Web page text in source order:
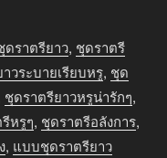
ดราตรียาว, ชุดราตรี
วระบายเรียบหรู, ชุด
ชุดราตรียาวหรูน่ารักๆ,
หรูๆ, ชุดราตรีอลังการ,
, แบบชุดราตรียาว